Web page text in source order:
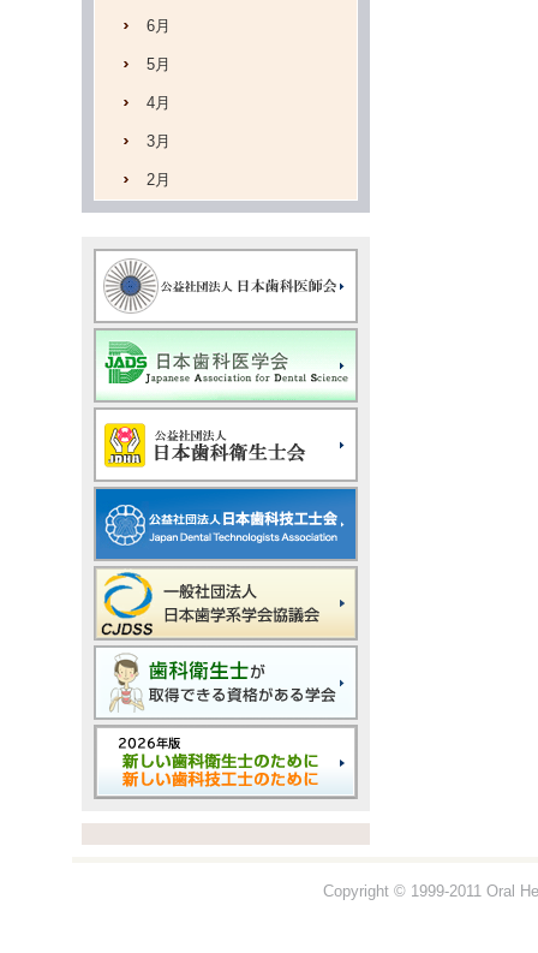
6月
5月
4月
3月
2月
Copyright © 1999-2011 Oral